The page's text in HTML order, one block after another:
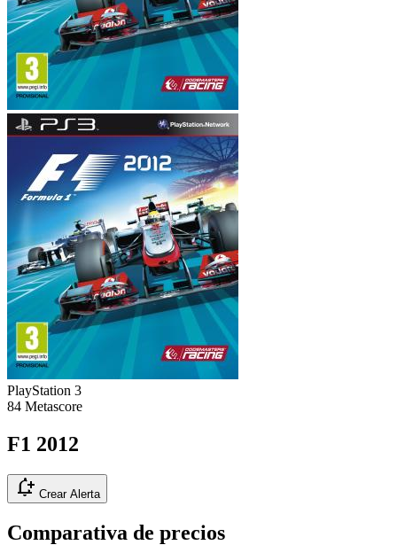
PlayStation 3
84 Metascore
F1 2012
notification_add Crear Alerta
Comparativa de precios